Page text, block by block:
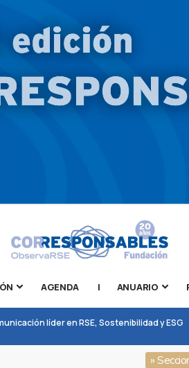
AGENDA | ANUARIO
líder en RSE, Sostenibilidad y ESG
»